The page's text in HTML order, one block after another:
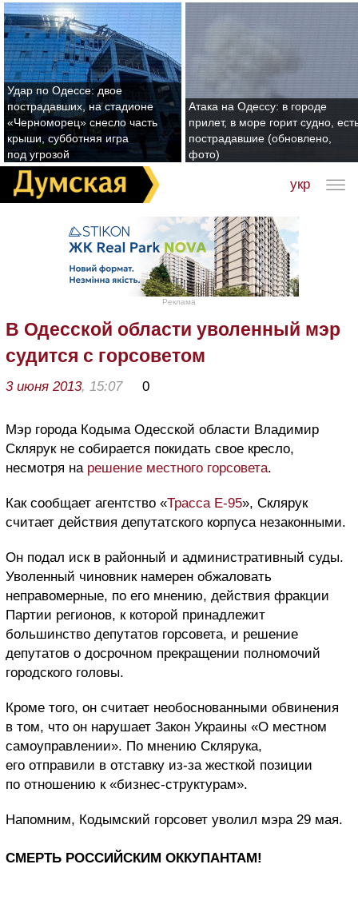
Удар по Одессе: двое
пострадавших, на стадионе
«Черноморец» снесло часть
крыши, субботняя игра
под угрозой
Атака на Одессу: в городе
прилет, в море горит судно,
пострадавшие (обновлено,
фото)
укр
Реклама
В Одесской области уволенный мэр
судится с горсоветом
3 июня 2013, 15:07 0
Мэр города Кодыма Одесской области Владимир
Склярук не собирается покидать свое кресло,
несмотря на решение местного горсовета.
Как сообщает агентство «Трасса Е-95», Склярук
считает действия депутатского корпуса незаконными.
Он подал иск в районный и административный суды.
Уволенный чиновник намерен обжаловать
неправомерные, по его мнению, действия фракции
Партии регионов, к которой принадлежит
большинство депутатов горсовета, и решение
депутатов о досрочном прекращении полномочий
городского головы.
Кроме того, он считает необоснованными обвинения
в том, что он нарушает Закон Украины «О местном
самоуправлении». По мнению Склярука,
его отправили в отставку из-за жесткой позиции
по отношению к «бизнес-структурам».
Напомним, Кодымский горсовет уволил мэра 29 мая.
СМЕРТЬ РОССИЙСКИМ ОККУПАНТАМ!